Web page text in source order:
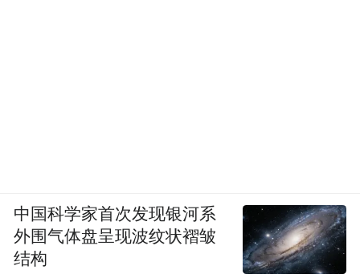
中国科学家首次发现银河系
外围气体盘呈现波纹状褶皱
结构